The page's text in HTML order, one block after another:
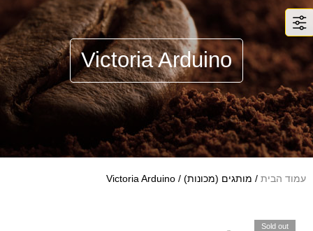
Victoria Arduino
עמוד הבית / מותגים (מכונות) / Victoria Arduino
Sold out